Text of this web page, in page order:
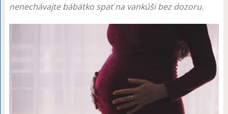
nenechávajte bábätko spať na vankúši bez dozoru.